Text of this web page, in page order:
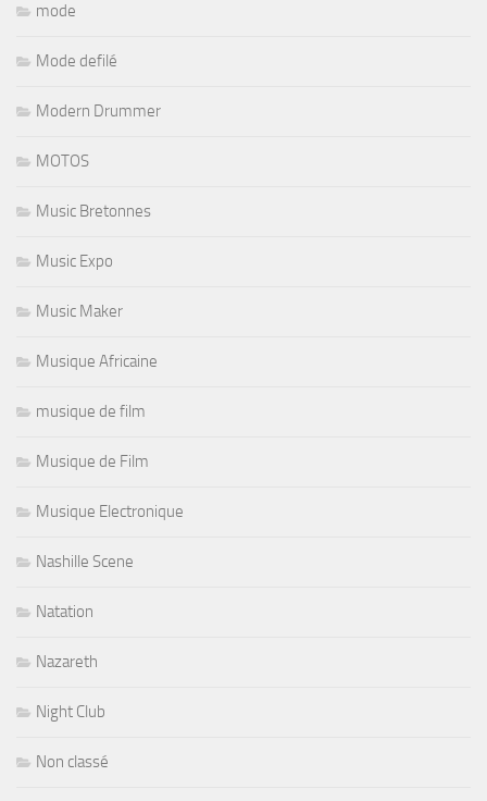
mode
Mode defilé
Modern Drummer
MOTOS
Music Bretonnes
Music Expo
Music Maker
Musique Africaine
musique de film
Musique de Film
Musique Electronique
Nashille Scene
Natation
Nazareth
Night Club
Non classé